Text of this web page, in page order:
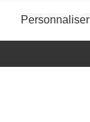
Personnaliser